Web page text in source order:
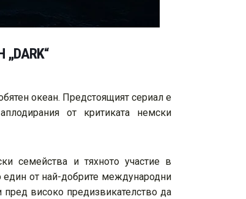
океан. Предстоящият сериал е
от критиката немски
семейства и тяхното участие в
един от най-добрите международни
пред високо предизвикателство да